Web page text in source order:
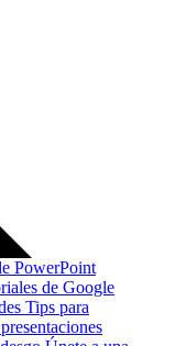
PowerPoint
de Google
Tips para